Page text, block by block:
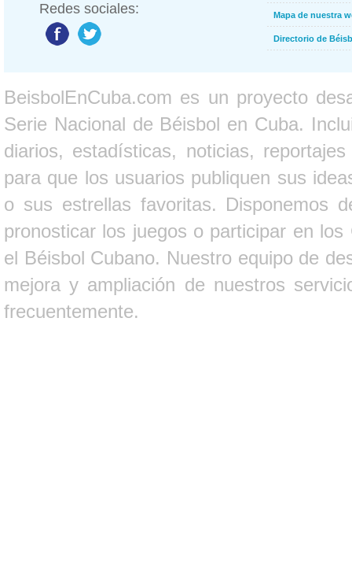
Redes sociales: Mapa de nuestra
Directorio de
BeisbolEnCuba.com es un proyecto
Serie Nacional de Béisbol en Cuba.
diarios, estadísticas, noticias,
para que los usuarios publiquen sus
o sus estrellas favoritas. Disponemos
pronosticar los juegos o participar en
el Béisbol Cubano. Nuestro equipo de
mejora y ampliación de nuestros
frecuentemente.